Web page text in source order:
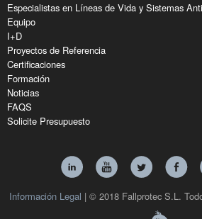
Especialistas en Líneas de Vida y Sistemas
Equipo
I+D
Proyectos de Referencia
Certificaciones
Formación
Noticias
FAQS
Solicite Presupuesto
Información Legal | © 2018 Fallprotec S.L.